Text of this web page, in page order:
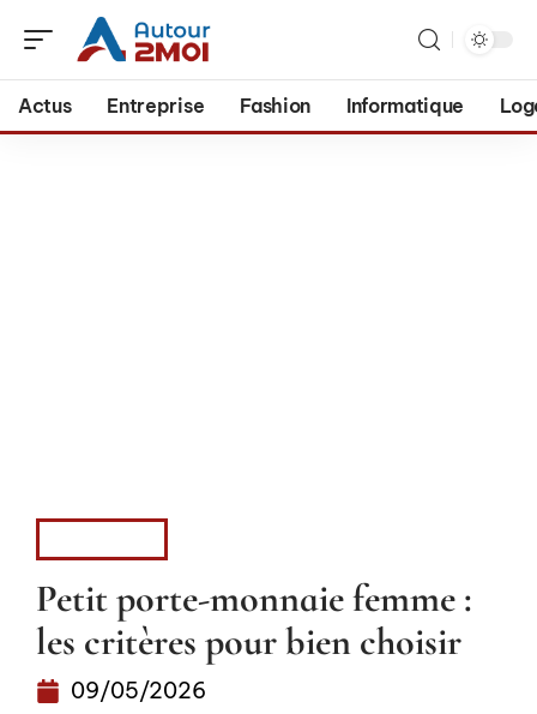
Actus Entreprise Fashion Informatique
Petit porte-monnaie femme :
les critères pour bien choisir
09/05/2026